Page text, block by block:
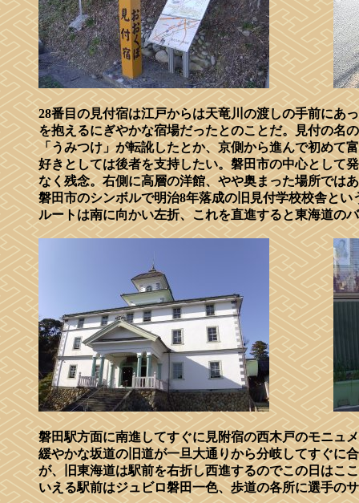
28番目の見付宿は江戸からは天竜川の渡しの手前にあ
を抱えるにぎやかな宿場だったとのことだ。見付の名
「うみつけ」が転訛したとか、京側から進んで初めて
好きとしては後者を支持したい。磐田市の中心として
なく残念。右側に高層の洋館、やや奥まった場所では
磐田市のシンボルで明治8年落成の旧見付学校校舎と
ルートは南に向かい左折、これを直進すると東海道の
磐田駅方面に南進してすぐに見附宿の西木戸のモニュ
緩やかな坂道の旧道が一旦大通りから分岐してすぐに
が、旧東海道は駅前を右折し西進するのでこの日はこ
いえる駅前はジュビロ磐田一色、歩道の各所に選手の